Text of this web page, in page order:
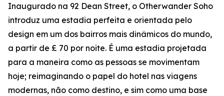
Inaugurado na 92 Dean Street, o Otherwander Soho
introduz uma estadia perfeita e orientada pelo
design em um dos bairros mais dinâmicos do mundo,
a partir de £ 70 por noite. É uma estadia projetada
para a maneira como as pessoas se movimentam
hoje; reimaginando o papel do hotel nas viagens
modernas, não como destino, e sim como uma base